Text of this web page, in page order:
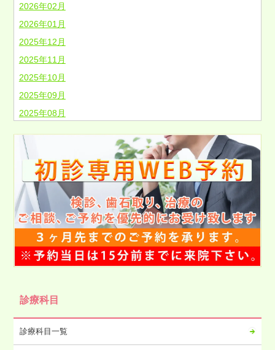
2026年02月
2026年01月
2025年12月
2025年11月
2025年10月
2025年09月
2025年08月
2025年06月
2025年05月
2025年04月
2025年03月
2025年02月
2025年01月
2024年12月
2024年08月
2024年07月
診療科目
診療科目一覧